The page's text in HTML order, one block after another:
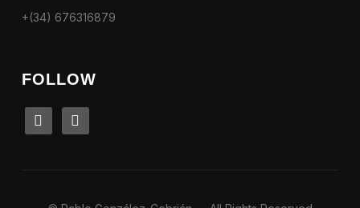
+(34) 676316879
FOLLOW
linkedin instagram